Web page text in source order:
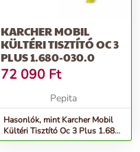
KARCHER MOBIL
KÜLTÉRI TISZTÍTÓ OC 3
PLUS 1.680-030.0
72 090 Ft
Pepita
Hasonlók, mint Karcher Mobil
Kültéri Tisztító Oc 3 Plus 1.680-
030.0